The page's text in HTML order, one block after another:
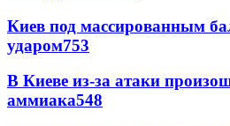
Киев под массированным
ударом753
В Киеве из-за атаки
аммиака548